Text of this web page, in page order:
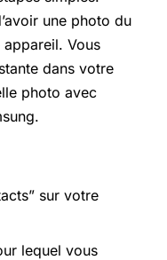
une photo du
Vous
dans votre
photo avec
sur votre
lequel vous